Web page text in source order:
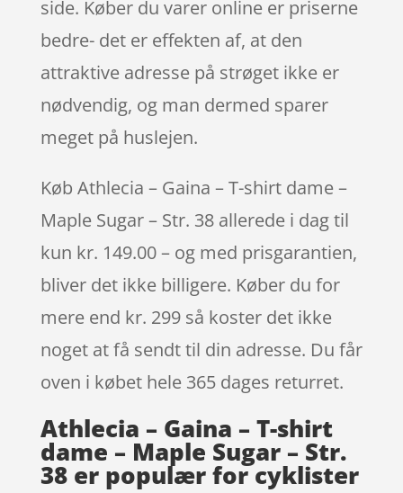
side. Køber du varer online er priserne
bedre- det er effekten af, at den
attraktive adresse på strøget ikke er
nødvendig, og man dermed sparer
meget på huslejen.
Køb Athlecia – Gaina – T-shirt dame –
Maple Sugar – Str. 38 allerede i dag til
kun kr. 149.00 – og med prisgarantien,
bliver det ikke billigere. Køber du for
mere end kr. 299 så koster det ikke
noget at få sendt til din adresse. Du får
oven i købet hele 365 dages returret.
Athlecia – Gaina – T-shirt
dame – Maple Sugar – Str.
38 er populær for cyklister